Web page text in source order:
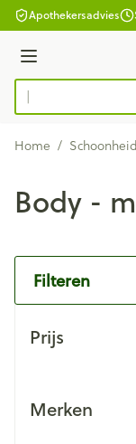
Ga naar de inhoud
Apothekersadvies
Menu
Product, merk,
Home /
Body -
Filteren
Prijs
Merken